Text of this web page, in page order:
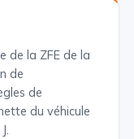
de la ZFE de la
de
de
du véhicule